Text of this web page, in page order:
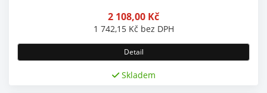
2 108,00 Kč
1 742,15 Kč bez DPH
Detail
Skladem